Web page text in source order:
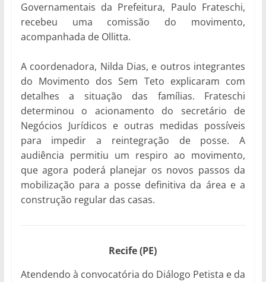
Governamentais da Prefeitura, Paulo Frateschi,
recebeu uma comissão do movimento,
acompanhada de Ollitta.
A coordenadora, Nilda Dias, e outros integrantes
do Movimento dos Sem Teto explicaram com
detalhes a situação das famílias. Frateschi
determinou o acionamento do secretário de
Negócios Jurídicos e outras medidas possíveis
para impedir a reintegração de posse. A
audiência permitiu um respiro ao movimento,
que agora poderá planejar os novos passos da
mobilização para a posse definitiva da área e a
construção regular das casas.
Recife (PE)
Atendendo à convocatória do Diálogo Petista e da